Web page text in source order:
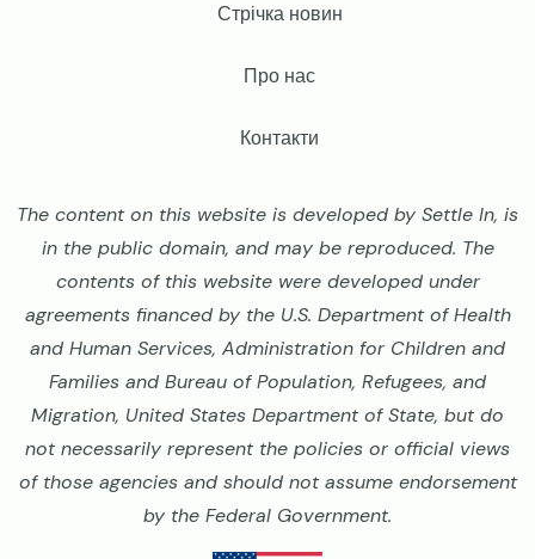
Стрічка новин
Про нас
Контакти
The content on this website is developed by Settle In, is
in the public domain, and may be reproduced. The
contents of this website were developed under
agreements financed by the U.S. Department of Health
and Human Services, Administration for Children and
Families and Bureau of Population, Refugees, and
Migration, United States Department of State, but do
not necessarily represent the policies or official views
of those agencies and should not assume endorsement
by the Federal Government.